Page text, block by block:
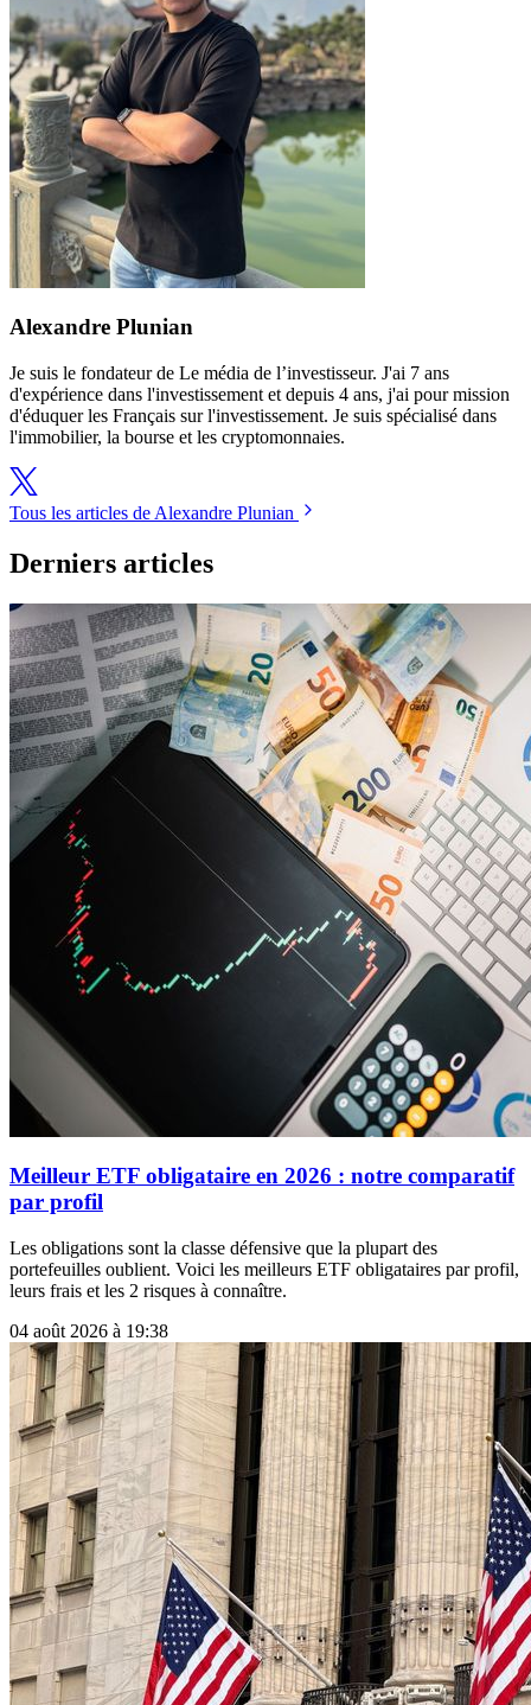
Alexandre Plunian
Je suis le fondateur de Le média de l’investisseur. J'ai 7 ans
d'expérience dans l'investissement et depuis 4 ans, j'ai pour mission
d'éduquer les Français sur l'investissement. Je suis spécialisé dans
l'immobilier, la bourse et les cryptomonnaies.
Tous les articles de Alexandre Plunian
Derniers articles
Meilleur ETF obligataire en 2026 : notre comparatif
par profil
Les obligations sont la classe défensive que la plupart des
portefeuilles oublient. Voici les meilleurs ETF obligataires par profil,
leurs frais et les 2 risques à connaître.
04 août 2026 à 19:38